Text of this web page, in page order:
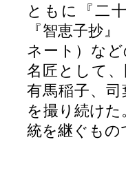
ともに『二
『智恵子抄
ネート）な
名匠として
有馬稲子、
を撮り続けた
統を継ぐもの